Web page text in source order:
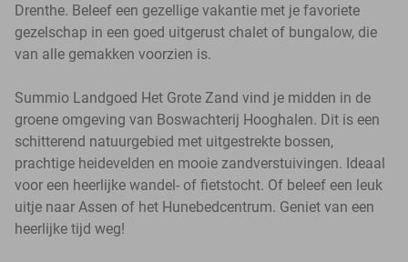
Drenthe. Beleef een gezellige vakantie met je favoriete
gezelschap in een goed uitgerust chalet of bungalow, die
van alle gemakken voorzien is.
Summio Landgoed Het Grote Zand vind je midden in de
groene omgeving van Boswachterij Hooghalen. Dit is een
schitterend natuurgebied met uitgestrekte bossen,
prachtige heidevelden en mooie zandverstuivingen. Ideaal
voor een heerlijke wandel- of fietstocht. Of beleef een leuk
uitje naar Assen of het Hunebedcentrum. Geniet van een
heerlijke tijd weg!